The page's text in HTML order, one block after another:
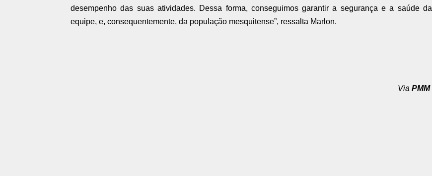
desempenho das suas atividades. Dessa forma, conseguimos garantir a segurança e a saúde da
equipe, e, consequentemente, da população mesquitense”, ressalta Marlon.
Via PMM